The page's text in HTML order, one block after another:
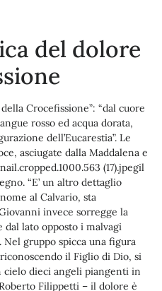
del dolore
Crocefissione”: “dal cuore
rosso ed acqua dorata,
dell’Eucarestia”. Le
asciugate dalla Maddalena e
il
“E’ un altro dettaglio
al Calvario, sta
invece sorregge la
dal lato opposto i malvagi
gruppo spicca una figura
il Figlio di Dio, si
cielo dieci angeli piangenti in
Filippetti – il dolore è